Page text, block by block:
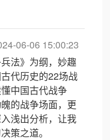
06-06 15:00:23
法》为纲，妙趣
代历史的22场战
中国古代战争
的战争场面，更
浅出分析，让我
策之道。